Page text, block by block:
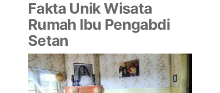
Fakta Unik Wisata
Rumah Ibu Pengabdi
Setan